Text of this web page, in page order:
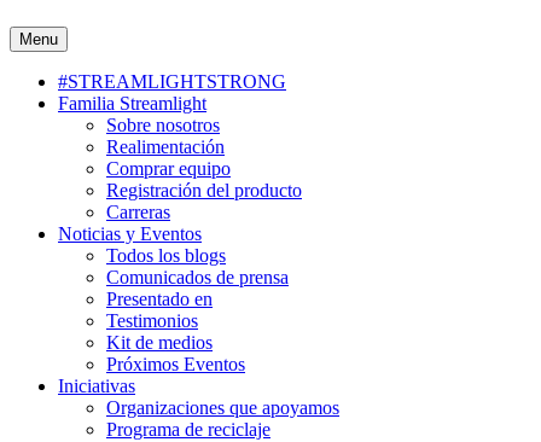
Menu
#STREAMLIGHTSTRONG
Familia Streamlight
Sobre nosotros
Realimentación
Comprar equipo
Registración del producto
Carreras
Noticias y Eventos
Todos los blogs
Comunicados de prensa
Presentado en
Testimonios
Kit de medios
Próximos Eventos
Iniciativas
Organizaciones que apoyamos
Programa de reciclaje